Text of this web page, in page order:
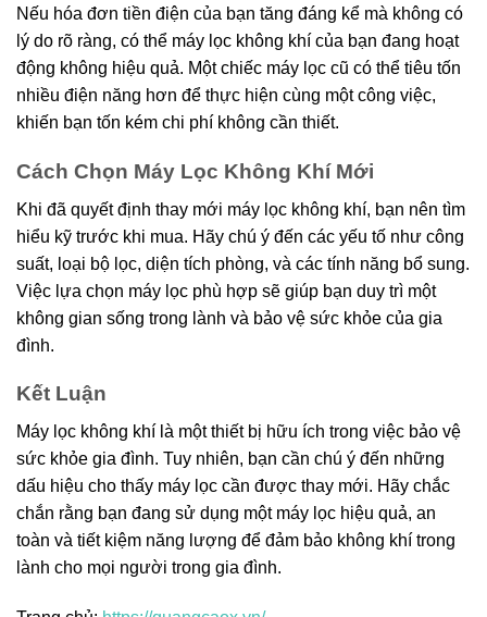
Nếu hóa đơn tiền điện của bạn tăng đáng kể mà không có
lý do rõ ràng, có thể máy lọc không khí của bạn đang hoạt
động không hiệu quả. Một chiếc máy lọc cũ có thể tiêu tốn
nhiều điện năng hơn để thực hiện cùng một công việc,
khiến bạn tốn kém chi phí không cần thiết.
Cách Chọn Máy Lọc Không Khí Mới
Khi đã quyết định thay mới máy lọc không khí, bạn nên tìm
hiểu kỹ trước khi mua. Hãy chú ý đến các yếu tố như công
suất, loại bộ lọc, diện tích phòng, và các tính năng bổ sung.
Việc lựa chọn máy lọc phù hợp sẽ giúp bạn duy trì một
không gian sống trong lành và bảo vệ sức khỏe của gia
đình.
Kết Luận
Máy lọc không khí là một thiết bị hữu ích trong việc bảo vệ
sức khỏe gia đình. Tuy nhiên, bạn cần chú ý đến những
dấu hiệu cho thấy máy lọc cần được thay mới. Hãy chắc
chắn rằng bạn đang sử dụng một máy lọc hiệu quả, an
toàn và tiết kiệm năng lượng để đảm bảo không khí trong
lành cho mọi người trong gia đình.